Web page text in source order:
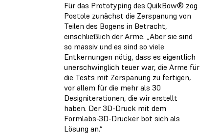
Für das Prototyping des QuikBow® zog
Postole zunächst die Zerspanung von
Teilen des Bogens in Betracht,
einschließlich der Arme. „Aber sie sind
so massiv und es sind so viele
Entkernungen nötig, dass es eigentlich
unerschwinglich teuer war, die Arme für
die Tests mit Zerspanung zu fertigen,
vor allem für die mehr als 30
Designiterationen, die wir erstellt
haben. Der 3D-Druck mit dem
Formlabs-3D-Drucker bot sich als
Lösung an.“